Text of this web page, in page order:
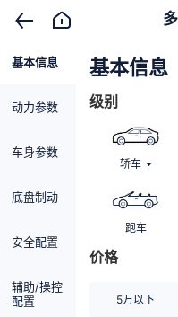
基本信息
动力参数
车身参数
底盘制动
安全配置
辅助/操控
配置
基本信息
级别
轿车
跑车
价格
5万以下